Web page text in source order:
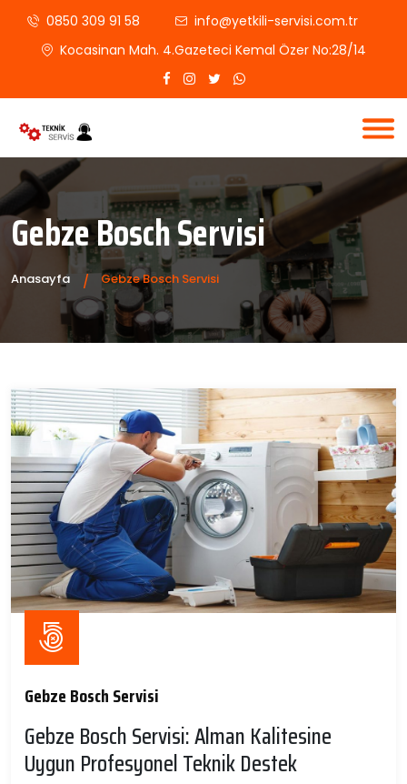
0850 309 91 58
info@yetkili-servisi.com.tr
Kocasinan Mah. 4.Gazeteci Kemal Özer No:28/14
Gebze Bosch Servisi
Anasayfa Gebze Bosch Servisi
Gebze Bosch Servisi
Gebze Bosch Servisi: Alman Kalitesine
Uygun Profesyonel Teknik Destek